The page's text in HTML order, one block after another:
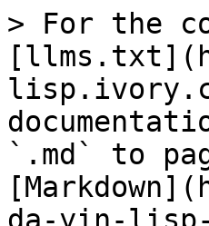
> For the
`.md` to